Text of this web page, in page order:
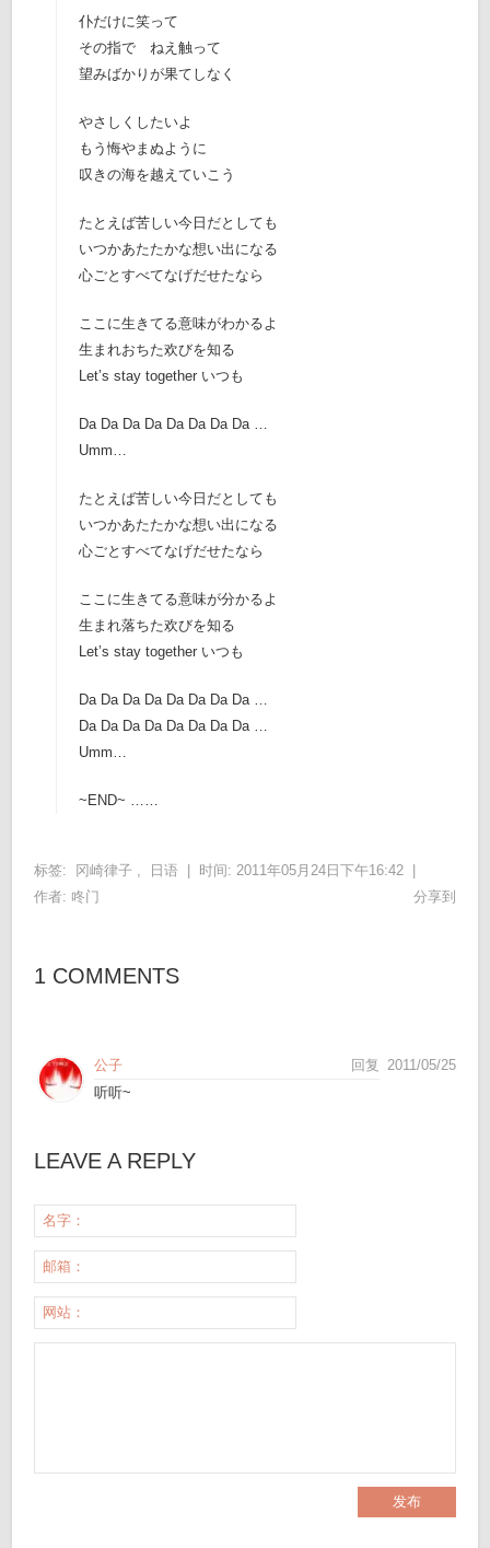
仆だけに笑って
その指で ねえ触って
望みばかりが果てしなく
やさしくしたいよ
もう悔やまぬように
叹きの海を越えていこう
たとえば苦しい今日だとしても
いつかあたたかな想い出になる
心ごとすべてなげだせたなら
ここに生きてる意味がわかるよ
生まれおちた欢びを知る
Let’s stay together いつも
Da Da Da Da Da Da Da Da …
Umm…
たとえば苦しい今日だとしても
いつかあたたかな想い出になる
心ごとすべてなげだせたなら
ここに生きてる意味が分かるよ
生まれ落ちた欢びを知る
Let’s stay together いつも
Da Da Da Da Da Da Da Da …
Da Da Da Da Da Da Da Da …
Umm…
~END~ ……
标签: 冈崎律子 , 日语
时间: 2011年05月24日下午16:42 |
作者: 咚门 分享到
1 COMMENTS
2011/05/25
公子
回复
听听~
LEAVE A REPLY
名字：
邮箱：
网站：